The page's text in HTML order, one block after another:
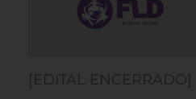
[EDITAL ENCERRADO]